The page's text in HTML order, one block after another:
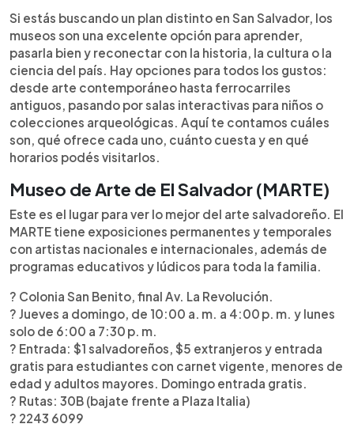
► Escuchar artículo
San Salvador ofrece una amplia variedad de
museos para todos los gustos, ideales para
aprender, divertirse y conocer la historia y cultura
del país. El MARTE destaca con arte salvadoreño
y exposiciones internacionales; el MUPI resguarda
la memoria histórica reciente; el Museo del
Ferrocarril conserva trenes antiguos; y el MUNA
explora la antropología. El MUHNES muestra
fósiles y ecosistemas, mientras que Tin Marín es
perfecto para niños con más de 30 exhibiciones
interactivas. También se pueden visitar el Centro
de Historia Militar, el Palacio Nacional, el Teatro
Nacional y el CEDART, que combina arte con
experiencias tecnológicas.
Si estás buscando un plan distinto en San Salvador, los
museos son una excelente opción para aprender,
pasarla bien y reconectar con la historia, la cultura o la
ciencia del país. Hay opciones para todos los gustos:
desde arte contemporáneo hasta ferrocarriles
antiguos, pasando por salas interactivas para niños o
colecciones arqueológicas. Aquí te contamos cuáles
son, qué ofrece cada uno, cuánto cuesta y en qué
horarios podés visitarlos.
Museo de Arte de El Salvador (MARTE)
Este es el lugar para ver lo mejor del arte salvadoreño. El
MARTE tiene exposiciones permanentes y temporales
con artistas nacionales e internacionales, además de
programas educativos y lúdicos para toda la familia.
? Colonia San Benito, final Av. La Revolución.
? Jueves a domingo, de 10:00 a. m. a 4:00 p. m. y lunes
solo de 6:00 a 7:30 p. m.
?️ Entrada: $1 salvadoreños, $5 extranjeros y entrada
gratis para estudiantes con carnet vigente, menores de
edad y adultos mayores. Domingo entrada gratis.
? Rutas: 30B (bajate frente a Plaza Italia)
? 2243 6099